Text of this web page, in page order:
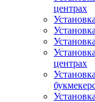
центрах
центрах